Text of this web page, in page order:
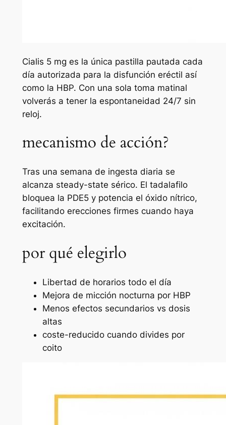
Cialis 5 mg es la única pastilla pautada cada
día autorizada para la disfunción eréctil así
como la HBP. Con una sola toma matinal
volverás a tener la espontaneidad 24/7 sin
reloj.
mecanismo de acción?
Tras una semana de ingesta diaria se
alcanza steady-state sérico. El tadalafilo
bloquea la PDE5 y potencia el óxido nítrico,
facilitando erecciones firmes cuando haya
excitación.
por qué elegirlo
Libertad de horarios todo el día
Mejora de micción nocturna por HBP
Menos efectos secundarios vs dosis
altas
coste-reducido cuando divides por
coito